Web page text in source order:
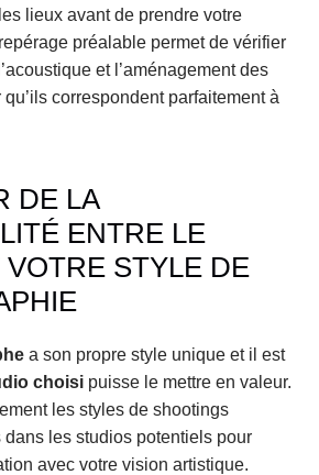
lieux avant de prendre votre
préalable permet de vérifier
et l’aménagement des
qu’ils correspondent parfaitement à
DE LA
ENTRE LE
STYLE DE
a son propre style unique et il est
choisi puisse le mettre en valeur.
les styles de shootings
les studios potentiels pour
avec votre vision artistique.